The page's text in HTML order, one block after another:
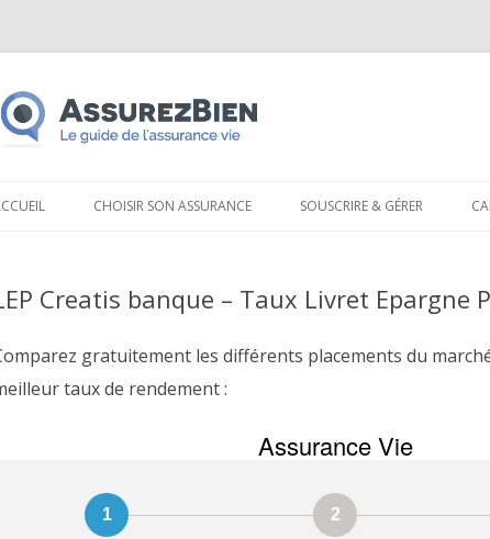
CHOISIR SON ASSURANCE SOUSCRIRE & GÉRER
Creatis banque – Taux Livret Epargne
gratuitement les différents placements du
taux de rendement :